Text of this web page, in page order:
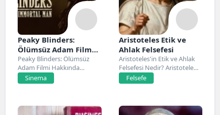
Peaky Blinders:
Ölümsüz Adam Film
Konusu, Oyuncuları
ve İnceleme
Peaky Blinders: Ölümsüz
Adam Filmi Hakkında
Netflix’te 20 Mart 2026...
Sinema
Aristoteles Etik ve
Ahlak Felsefesi
Aristoteles'in Etik ve Ahlak
Felsefesi Nedir? Aristoteles,
Antik Yunan felsefesinin...
Felsefe